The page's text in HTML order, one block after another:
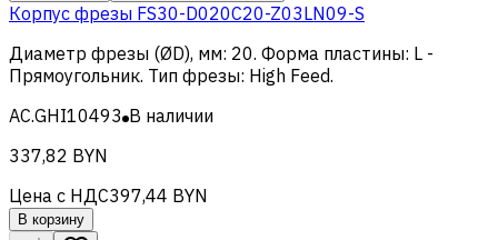
Корпус фрезы FS30-D020C20-Z03LN09-S
Диаметр фрезы (ØD), мм: 20. Форма пластины: L -
Прямоугольник. Тип фрезы: High Feed.
AC.GHI10493 В наличии
337,82 BYN
Цена с НДС397,44 BYN
В корзину